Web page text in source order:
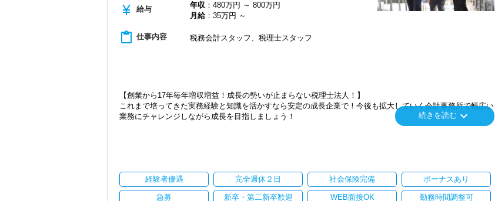
【定期的な班替えや席替えで、より多くのことを学べる体制！】
そのなかで定期的な席替えやチームの班替えを実施。得意分野や経験の異なる様々な人と一緒に仕事を行うこ
社会保険等の一般的な福利厚生の他に、各種手当も充実。
税務能力検定等の資格検定に合格するともらえる「合格手当」、社員には入社3年（5万円）・5年（10万円）
を支給する「勤続手当」もあります。
げ、一人ひとりが実行しています。
より多くの「ありがとう」と笑顔をいただき続けるために「情熱家であれ！」がモットーです。
そんなお客様に寄り添い、頼れるパートナーとして専門性を活かしたい方に活躍していただきたいオフィスで
す。
各業界に対するAIの登壇など、変革する時代に先駆けて会計業界をリードしていきたいという方は、ぜひ当社
で腕を振るってみませんか？
お客様から「こうしたい」という理想をいただいたら、それを一緒になって実現するために大きく力を発揮で
きる存在でありたいと考えています。ご紹介案件が7割を超えているのも、そういった私たちの姿勢がお客様
から評価されているからだと自負しています。
【現在のスタッフの6割が業界未経験者！異業種からの転職も大歓迎！専門用語を一から教えます】
当社で活躍する未経験者は6割を占めているので、育成には多くの実績と自信があります。
currency_yen 給与 年収 ：480万円 ～ 800万円
月給：35万円 ～
content_paste 仕事内容 税務会計スタッフ、税理士スタッフ
【創業から17年毎年増収増益！成長の勢いが止まらない税理士法人！】
これまで培ってきた実務経験と知識を活かすなら安定の成長企業で！今後も拡大していく会計事務所で幅広い
業務にチャレンジしながら成長を目指しましょう！
ています。
安定性抜群の環境で自己成長を実現できます。
続きを読む keyboard_arrow_down
経験者優遇 完全週休２日 社会保険完備 ボーナスあり
急募 新卒・第二新卒歓迎 WEB面接OK 勤務時間調整可